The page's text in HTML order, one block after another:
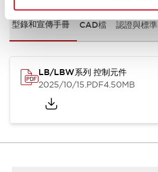
型錄和宣傳手冊 CAD檔 認證與標準
LB/LBW系列 控制元件
2025/10/15.PDF4.50MB